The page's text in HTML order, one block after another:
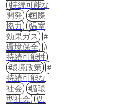
持続可能な
開発
国際
協力
温室
効果ガス
環境保全
持続可能性
環境政策
持続可能な
社会
循環
型社会
カ